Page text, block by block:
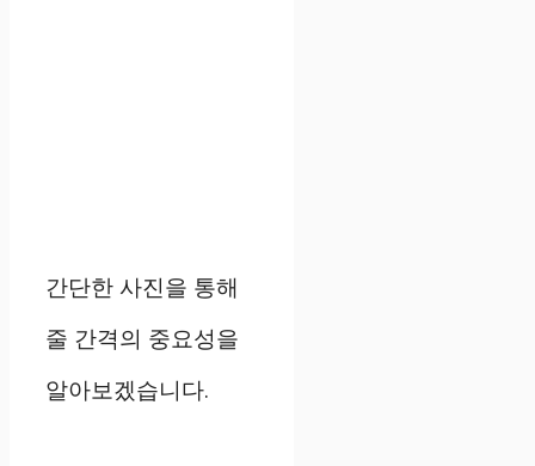
간단한 사진을 통해
줄 간격의 중요성을
알아보겠습니다.